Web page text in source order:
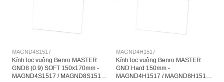
MAGND4S1517
Kính lọc vuông Benro MASTER
GND8 (0.9) SOFT 150x170mm -
MAGND4S1517 / MAGND8S1517 /
MAGND4H1517
Kính lọc vuông Benro MASTER
GND Hard 150mm -
MAGND4H1517 / MAGND8H1517